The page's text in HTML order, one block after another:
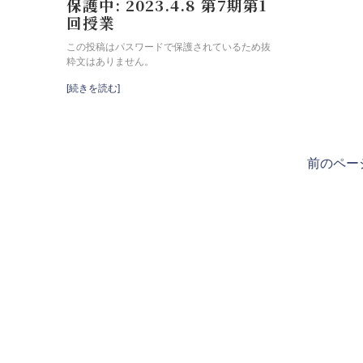
保護中: 2023.4.8 第7期第1
回授業
この投稿はパスワードで保護されているため抜
粋文はありません。
[続きを読む]
前のペー